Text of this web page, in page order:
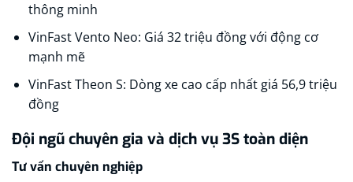
thông minh​
VinFast Vento Neo: Giá 32 triệu đồng với động cơ
mạnh mẽ​
VinFast Theon S: Dòng xe cao cấp nhất giá 56,9 triệu
đồng
Đội ngũ chuyên gia và dịch vụ 3S toàn diện
Tư vấn chuyên nghiệp